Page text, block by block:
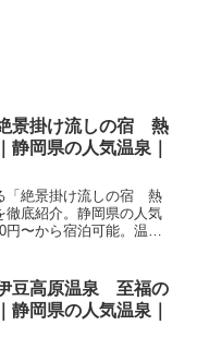
絶景掛け流しの宿 熱
静岡県の人気温泉｜
「絶景掛け流しの宿 熱
徹底紹介。静岡県の人気
円〜から宿泊可能。温泉
伊豆高原温泉 至福の
岡県の人気温泉｜